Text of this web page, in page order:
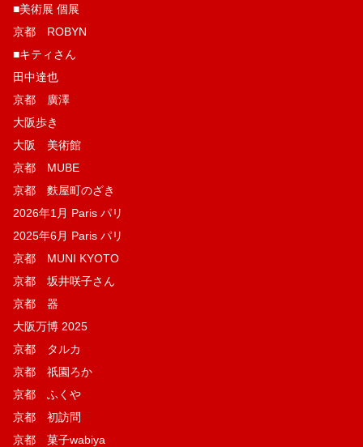
■美術展 個展
京都 ROBYN
■キティさん
田中達也
京都 廣澤
大阪歩き
大阪 美術館
京都 MUBE
京都 麩屋町のざき
2026年1月 Paris パリ
2025年6月 Paris パリ
京都 MUNI KYOTO
京都 坂井咲子さん
京都 器
大阪万博 2025
京都 タルカ
京都 祇園ろか
京都 ふくや
京都 初訪問
京都 菓子wabiya